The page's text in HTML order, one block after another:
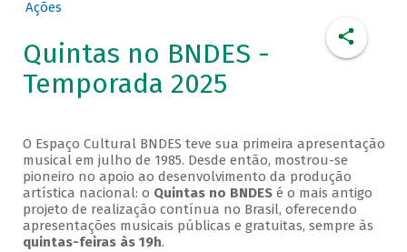
Ações
Quintas no BNDES -
Temporada 2025
O Espaço Cultural BNDES teve sua primeira apresentação
musical em julho de 1985. Desde então, mostrou-se
pioneiro no apoio ao desenvolvimento da produção
artística nacional: o Quintas no BNDESé o mais antigo
projeto de realização contínua no Brasil, oferecendo
apresentações musicais públicas e gratuitas, sempre às
quintas-feiras às 19h.